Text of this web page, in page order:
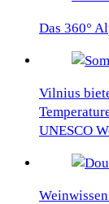
Das 360°
Vilnius
UNESCO